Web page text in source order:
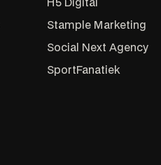
H5 Digital
Stample Marketing
Social Next Agency
SportFanatiek